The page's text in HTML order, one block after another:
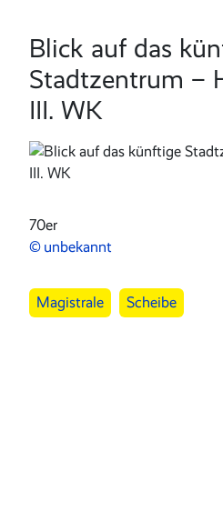
Blick auf das
Stadtzentrum –
III. WK
70er
unbekannt
Stichworte
Magistrale Scheibe